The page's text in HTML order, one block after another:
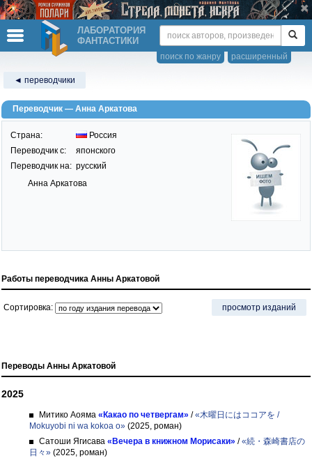
ЛАБОРАТОРИЯ
ФАНТАСТИКИ
расширенный
поиск по жанру
◄ переводчики
Переводчик — Анна Аркатова
Страна:
Россия
Переводчик c:
японского
Переводчик на: русский
Анна Аркатова
Работы переводчика Анны Аркатовой
Сортировка: просмотр изданий
Переводы Анны Аркатовой
2025
Митико Аояма «Какао по четвергам» /«木曜日にはココアを /
Mokuyobi ni wa kokoa o» (2025, роман)
Сатоши Ягисава «Вечера в книжном Морисаки» /«続・森崎書店の
日々» (2025, роман)